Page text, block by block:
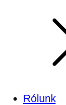
Rólunk